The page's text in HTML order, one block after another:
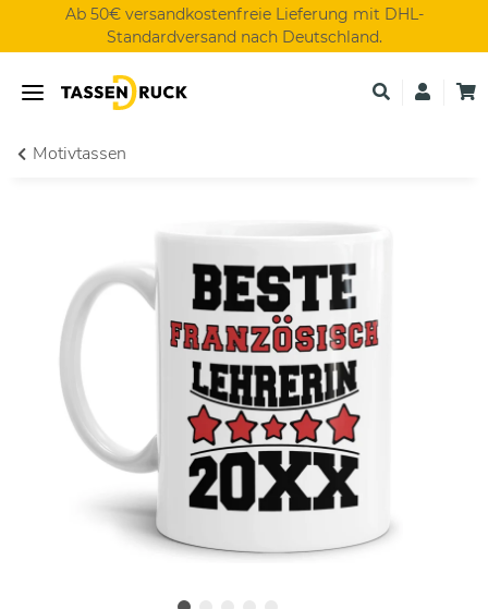
Ab 50€ versandkostenfreie Lieferung mit DHL-
Standardversand nach Deutschland.
Motivtassen